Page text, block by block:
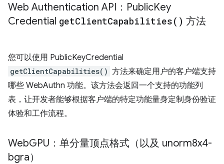
Web Authentication API：PublicKey
Credential getClientCapabilities( ) 方法
您可以使用 PublicKeyCredential
getClientCapabilities() 方法来确定用户的客户端支持
哪些 WebAuthn 功能。该方法会返回一个支持的功能列
表，让开发者能够根据客户端的特定功能量身定制身份验证
体验和工作流程。
WebGPU：单分量顶点格式（以及 unorm8x4-
bgra）